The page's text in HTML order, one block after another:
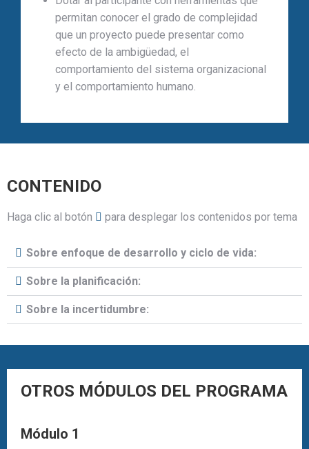
permitan conocer el grado de complejidad
que un proyecto puede presentar como
efecto de la ambigüedad, el
comportamiento del sistema organizacional
y el comportamiento humano.
CONTENIDO
Haga clic al botón para desplegar los contenidos por tema
Sobre enfoque de desarrollo y ciclo de vida:
Sobre la planificación:
Sobre la incertidumbre:
OTROS MÓDULOS DEL PROGRAMA
Módulo 1